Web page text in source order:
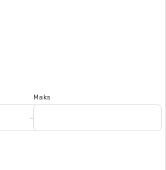
Maks